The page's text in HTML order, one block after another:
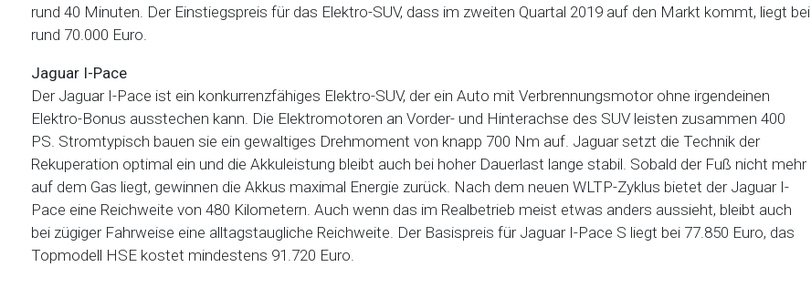
rund 40 Minuten. Der Einstiegspreis für das Elektro-SUV, dass im zweiten Quartal 2019 auf den Markt kommt, liegt bei
rund 70.000 Euro.
Jaguar I-Pace
Der Jaguar I-Pace ist ein konkurrenzfähiges Elektro-SUV, der ein Auto mit Verbrennungsmotor ohne irgendeinen
Elektro-Bonus ausstechen kann. Die Elektromotoren an Vorder- und Hinterachse des SUV leisten zusammen 400
PS. Stromtypisch bauen sie ein gewaltiges Drehmoment von knapp 700 Nm auf. Jaguar setzt die Technik der
Rekuperation optimal ein und die Akkuleistung bleibt auch bei hoher Dauerlast lange stabil. Sobald der Fuß nicht mehr
auf dem Gas liegt, gewinnen die Akkus maximal Energie zurück. Nach dem neuen WLTP-Zyklus bietet der Jaguar I-
Pace eine Reichweite von 480 Kilometern. Auch wenn das im Realbetrieb meist etwas anders aussieht, bleibt auch
bei zügiger Fahrweise eine alltagstaugliche Reichweite. Der Basispreis für Jaguar I-Pace S liegt bei 77.850 Euro, das
Topmodell HSE kostet mindestens 91.720 Euro.